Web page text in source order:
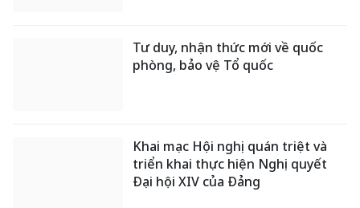
Tư duy, nhận thức mới về quốc
phòng, bảo vệ Tổ quốc
Khai mạc Hội nghị quán triệt và
triển khai thực hiện Nghị quyết
Đại hội XIV của Đảng